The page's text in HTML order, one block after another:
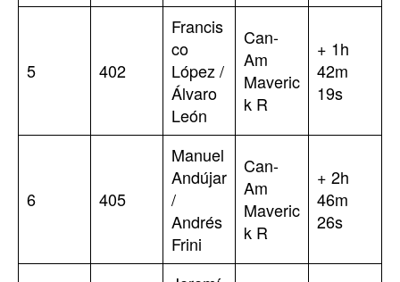
5 402
Francis
co
López /
Álvaro
León
Can-
Am
Maveric
k R
+ 1h
42m
19s
6 405
Manuel
Andújar
/
Andrés
Frini
Can-
Am
Maveric
k R
+ 2h
46m
26s